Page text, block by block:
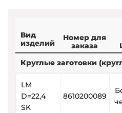
Вид
изделий
Номер для
заказа
Круглые заготовки
LM
D=22,4
SK
8610200089